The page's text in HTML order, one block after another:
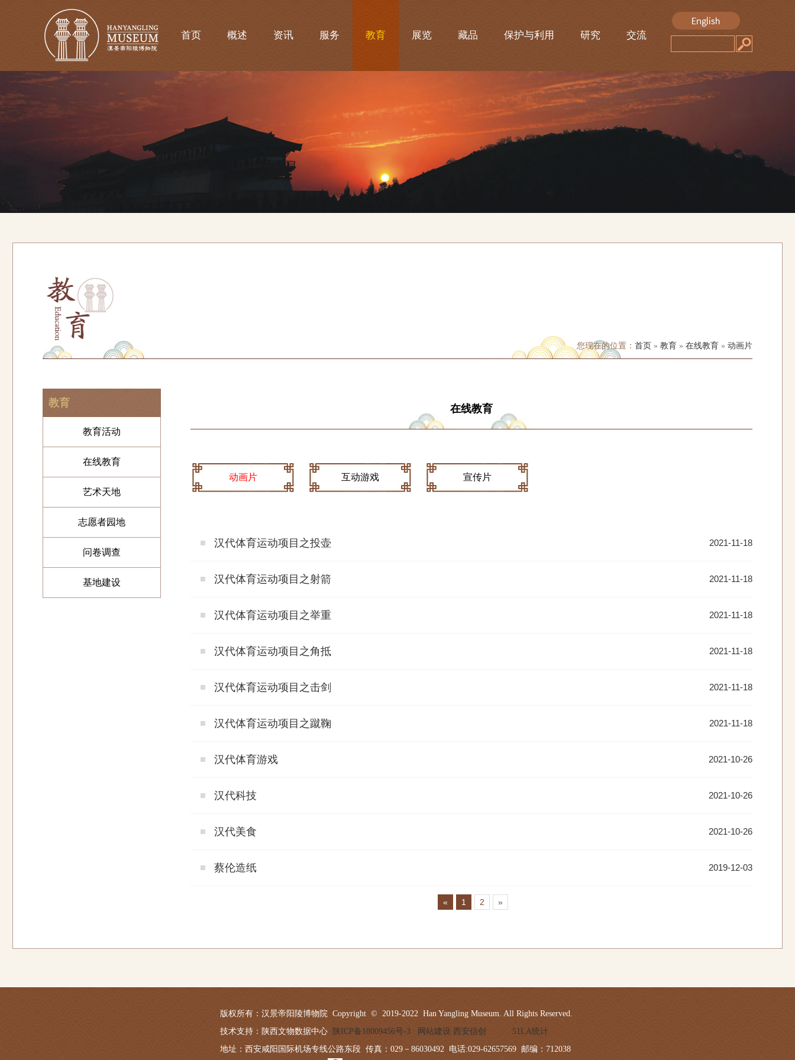
首页 概述 资讯 服务 教育 展览 藏品 保护与利用 研究 交流
您现在的位置： 首页 » 教育 » 在线教育 » 动画片
教育
教育活动
在线教育
艺术天地
志愿者园地
问卷调查
基地建设
在线教育
动画片 互动游戏 宣传片
汉代体育运动项目之投壶 2021-11-18
汉代体育运动项目之射箭 2021-11-18
汉代体育运动项目之举重 2021-11-18
汉代体育运动项目之角抵 2021-11-18
汉代体育运动项目之击剑 2021-11-18
汉代体育运动项目之蹴鞠 2021-11-18
汉代体育游戏 2021-10-26
汉代科技 2021-10-26
汉代美食 2021-10-26
蔡伦造纸 2019-12-03
« 1 2 »
版权所有：汉景帝阳陵博物院 Copyright © 2019-2022 Han Yangling Museum. All Rights Reserved.
技术支持：陕西文物数据中心 陕ICP备18009456号-3 网站建设 西安信创
51LA统计
地址：西安咸阳国际机场专线公路东段 传真：029－86030492 电话:029-62657569 邮编：712038